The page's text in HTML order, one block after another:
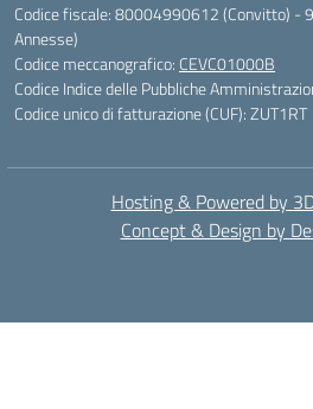
Codice fiscale: 80004990612 (Convitto) -
Annesse)
Codice meccanografico: CEVC01000B
Codice Indice delle Pubbliche
Codice unico di fatturazione (CUF): ZUT1RT
Hosting & Powered by
Concept & Design by